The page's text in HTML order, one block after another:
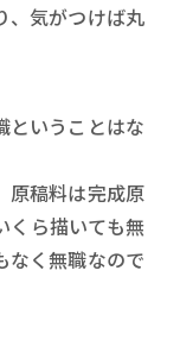
、気がつけば丸
ということはな
原稿料は完成原
くら描いても無
なく無職なので